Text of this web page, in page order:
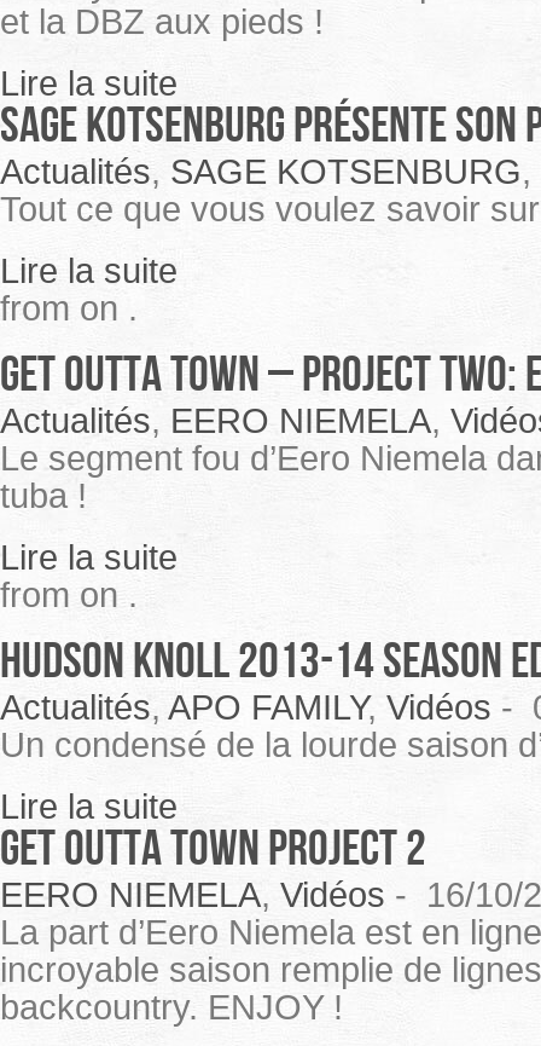
et la DBZ aux pieds !
Lire la suite
Sage Kotsenburg présente son
Actualités, SAGE KOTSENBURG,
Tout ce que vous voulez savoir
Lire la suite
from on .
Get Outta Town – Project Two:
Actualités, EERO NIEMELA,
Le segment fou d’Eero Niemela
tuba !
Lire la suite
from on .
Hudson Knoll 2013-14 season
Actualités, APO FAMILY, Vidéos -
Un condensé de la lourde saison
Lire la suite
Get Outta Town Project 2
EERO NIEMELA, Vidéos - 16/10/
La part d’Eero Niemela est en
incroyable saison remplie de
backcountry. ENJOY !